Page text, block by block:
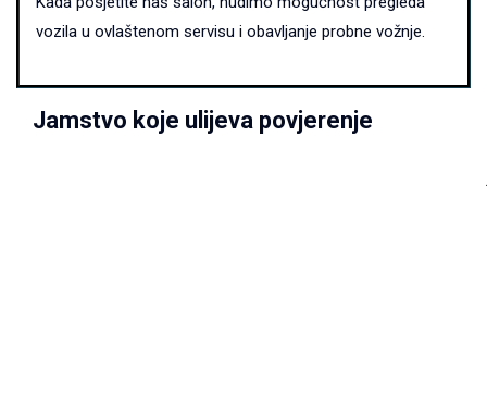
vozila u ovlaštenom servisu i obavljanje probne vožnje.
Jamstvo koje ulijeva povjerenje